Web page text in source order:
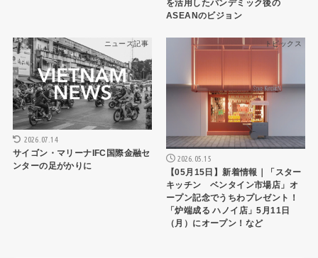
を活用したパンデミック後の
ASEANのビジョン
ニュース記事
2026.07.14
サイゴン・マリーナIFC国際金融セ
ンターの足がかりに
トピックス
2026.05.15
【05月15日】新着情報｜「スター
キッチン ベンタイン市場店」オ
ープン記念でうちわプレゼント！
「炉端成る ハノイ店」5月11日
（月）にオープン！など